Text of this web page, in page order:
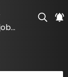
Növeld bevételed a piacod legjobb webáruházával!